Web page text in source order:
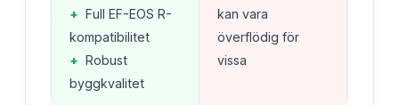
+ Full EF-EOS R-
kompatibilitet
+ Robust
byggkvalitet
kan vara
överflödig för
vissa